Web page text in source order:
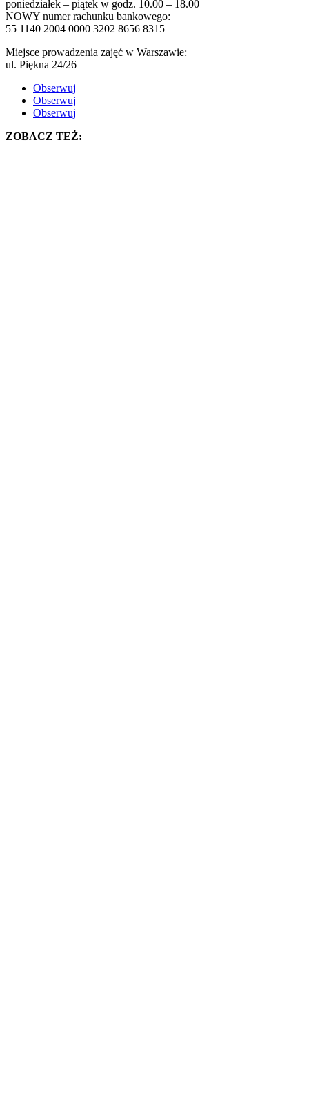
poniedziałek – piątek w godz. 10.00 – 18.00
NOWY numer rachunku bankowego:
55 1140 2004 0000 3202 8656 8315
Miejsce prowadzenia zajęć w Warszawie:
ul. Piękna 24/26
Obserwuj
Obserwuj
Obserwuj
ZOBACZ TEŻ: